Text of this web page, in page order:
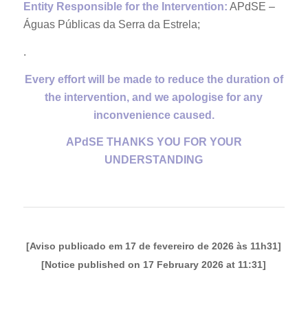
Entity Responsible for the Intervention: APdSE –
Águas Públicas da Serra da Estrela;
.
Every effort will be made to reduce the duration of
the intervention, and we apologise for any
inconvenience caused.
APdSE THANKS YOU FOR YOUR
UNDERSTANDING
[Aviso publicado em 17 de fevereiro de 2026 às 11h31]
[Notice published on 17 February 2026 at 11:31]